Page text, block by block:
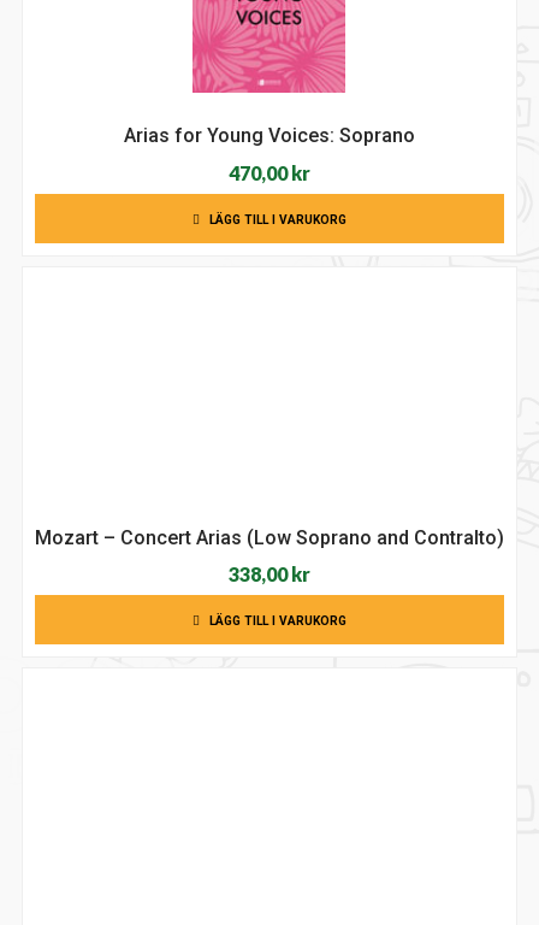
Arias for Young Voices: Soprano
470,00 kr
LÄGG TILL I VARUKORG
Mozart – Concert Arias (Low Soprano and Contralto)
338,00 kr
LÄGG TILL I VARUKORG